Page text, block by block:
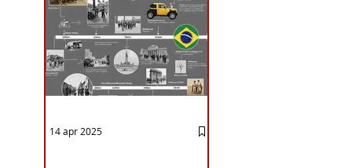
DIREZIONE GENERALE
DELLA FARNESINA
14 apr 2025